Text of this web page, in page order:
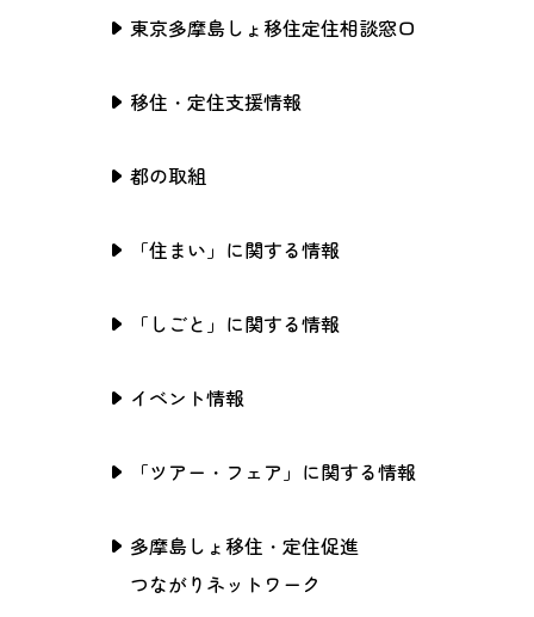
東京多摩島しょ移住定住相談窓口
移住・定住支援情報
都の取組
「住まい」に関する情報
「しごと」に関する情報
イベント情報
「ツアー・フェア」に関する情報
多摩島しょ移住・定住促進
つながりネットワーク